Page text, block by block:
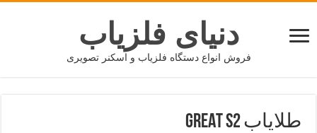
دنیای فلزیاب
فروش انواع دستگاه فلزیاب و اسکنر تصویری
طلایاب GREAT S2